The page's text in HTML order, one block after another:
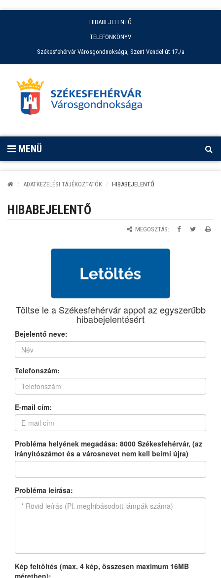
HIBABEJELENTŐ
TELEFONKÖNYV
Székesfehérvár Városgondnoksága, Szent Vendel út 17./a
MENÜ
ADATKEZELÉSI TÁJÉKOZTATÓK HIBABEJELENTŐ
HIBABEJELENTŐ
MEGOSZTÁS: